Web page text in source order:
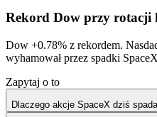
Rekord Dow przy rotacji
Dow +0.78% z rekordem.
wyhamował przez spadki
Zapytaj o to
Dlaczego akcje SpaceX dziś